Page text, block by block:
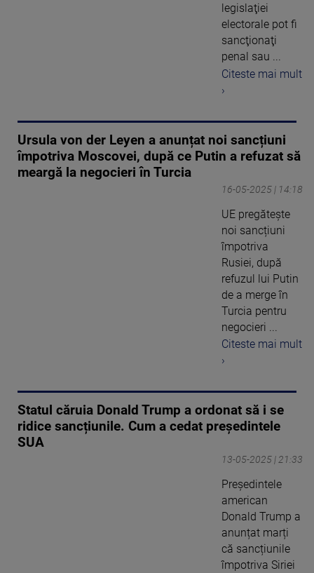
legislaţiei
electorale pot fi
sancţionaţi
penal sau ...
Citeste mai mult
›
Ursula von der Leyen a anunțat noi sancțiuni
împotriva Moscovei, după ce Putin a refuzat să
meargă la negocieri în Turcia
16-05-2025 | 14:18
UE pregătește
noi sancțiuni
împotriva
Rusiei, după
refuzul lui Putin
de a merge în
Turcia pentru
negocieri ...
Citeste mai mult
›
Statul căruia Donald Trump a ordonat să i se
ridice sancțiunile. Cum a cedat președintele
SUA
13-05-2025 | 21:33
Președintele
american
Donald Trump a
anunțat marți
că sancțiunile
împotriva Siriei